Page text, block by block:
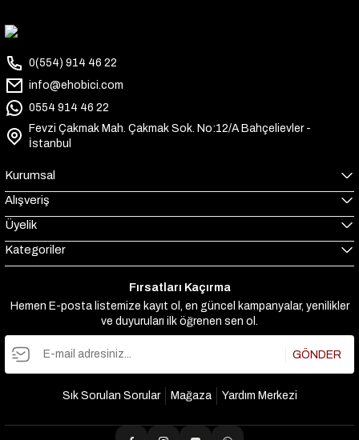
0(554) 914 46 22
info@ehobici.com
0554 914 46 22
Fevzi Çakmak Mah. Çakmak Sok. No:12/A Bahçelievler -
İstanbul
Kurumsal
Alışveriş
Üyelik
Kategoriler
Fırsatları Kaçırma
Hemen E-posta listemize kayıt ol, en güncel kampanyalar, yenilikler
ve duyuruları ilk öğrenen sen ol.
GÖNDER
Sık Sorulan Sorular Mağaza Yardım Merkezi